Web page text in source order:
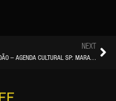
NEXT
ESTADÃO – AGENDA CULTURAL SP: MARATONA DE BRUNO MARS, ALCIONE E ZÉ RAMALHO SÃO ALGUMAS DAS ATRAÇÕES